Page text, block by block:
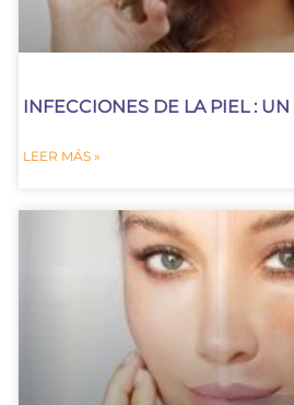
INFECCIONES DE LA PIEL :
LEER MÁS »